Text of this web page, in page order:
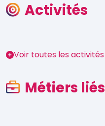
Activités
Voir toutes les activités
Métiers liés